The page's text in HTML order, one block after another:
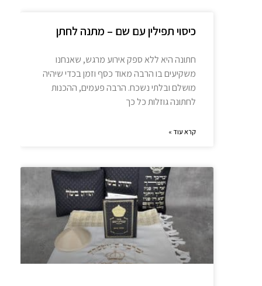
כיסוי תפילין עם שם – מתנה לחתן
חתונה היא ללא ספק אירוע מרגש, שאנחנו
משקיעים בו הרבה מאוד כסף וזמן בכדי שיהיה
מושלם ובלתי נשכח. הרבה פעמים, ההכנות
לחתונה גוזלות כל כך
קרא עוד »